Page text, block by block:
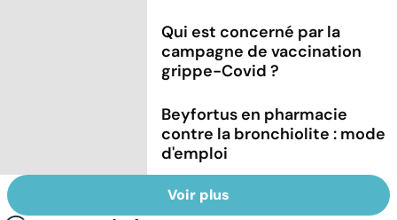
Qui est concerné par la
campagne de vaccination
grippe-Covid ?
Beyfortus en pharmacie
contre la bronchiolite : mode
d'emploi
Voir plus